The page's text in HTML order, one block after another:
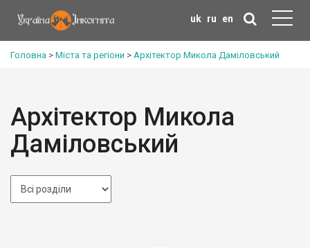
uk ru en
Головна > Міста та регіони > Архітектор Микола Даміловський
Архітектор Микола
Даміловський